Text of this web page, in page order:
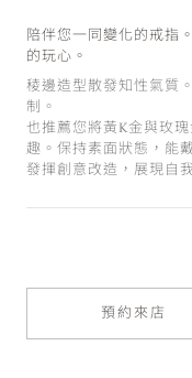
陪伴您一同變化的戒指
的玩心。
稜邊造型散發知性氣質
制。
也推薦您將黃K金與玫
趣。保持素面狀態，能
發揮創意改造，展現自
預約來店